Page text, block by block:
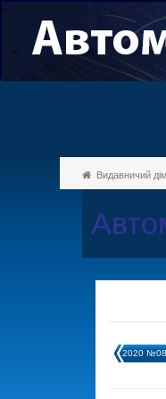
Видавничий дім
2020 №08